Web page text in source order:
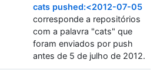
cats pushed:<2012-07-05
corresponde a repositórios
com a palavra "cats" que
foram enviados por push
antes de 5 de julho de 2012.